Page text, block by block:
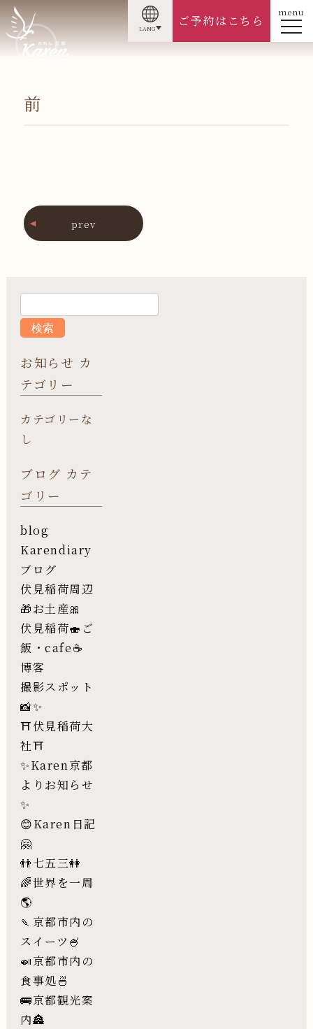
menu
ご予約はこちら
LANG
前
prev
お知らせ カ
テゴリー
カテゴリーな
し
ブログ カテ
ゴリー
blog
Karendiary
ブログ
伏見稲荷周辺
🎁お土産🎀
伏見稲荷🍣ご
飯・cafe☕️
博客
撮影スポット
📸✨
⛩伏見稲荷大
社⛩
✨Karen京都
よりお知らせ
✨
😊Karen日記
🤗
👬七五三👭
🌈世界を一周
🌎
🍡京都市内の
スイーツ🍧
🍛京都市内の
食事処🍜
🚌京都観光案
内🏯